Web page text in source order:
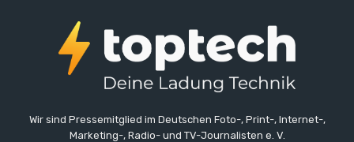
Wir sind Pressemitglied im Deutschen Foto-, Print-, Internet-,
Marketing-, Radio- und TV-Journalisten e. V.